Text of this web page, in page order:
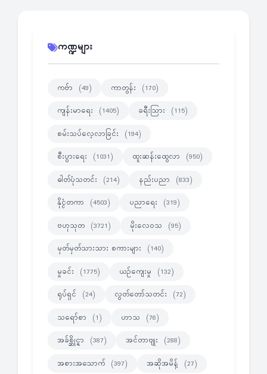
ကဏ္ဍများ
ကဗ်ာ (49) ကာတွန်း (170)
ကျန်းမာရေး (1405) ခရီးသြား (115)
စမ်းသပ်လေ့လာခြင်း (194)
စီးပွားရေး (1031) ထူးဆန်းထွေလာ (950)
ဓါတ်ပုံသတင်း (214) နည်းပညာ (833)
နိုင္ငံတကာ (4503) ပညာရေး (319)
ဗဟုသုတ (3721) မိုးလေဝသ (95)
မှတ်မှတ်သားသား စကားများ (140)
မှုခင်း (1775) ယဉ်ကျေးမှု (132)
ရုပ်ရှင် (24) လွတ်တော်သတင်း (72)
သရော်စာ (1) ဟာသ (76)
အခ်စ္ဆိုင္ရာ (387) အင်တာဗျုး (288)
အစားအသောက် (397) အဆိုအမိန့် (27)